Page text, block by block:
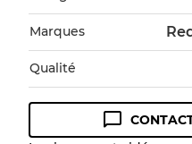
Marques
Qualité
Guide des